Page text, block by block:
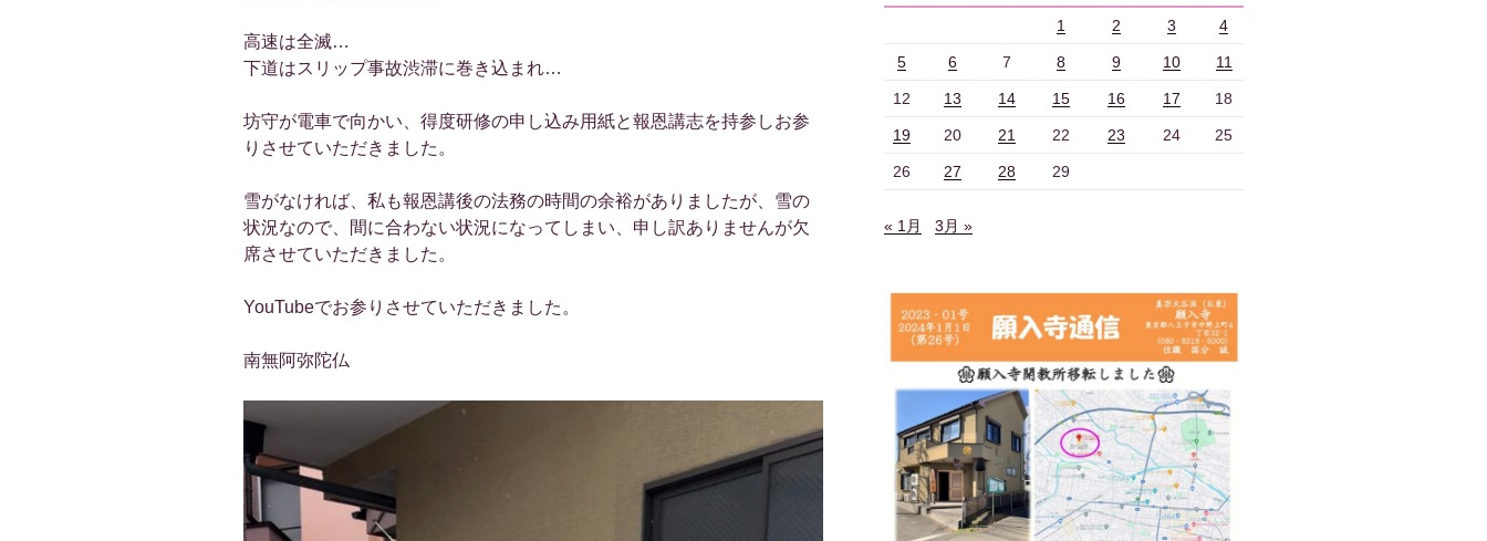
高速は全滅…
下道はスリップ事故渋滞に巻き込まれ…
坊守が電車で向かい、得度研修の申し込み用紙と報恩講志を持参しお参
りさせていただきました。
雪がなければ、私も報恩講後の法務の時間の余裕がありましたが、雪の
状況なので、間に合わない状況になってしまい、申し訳ありませんが欠
席させていただきました。
YouTubeでお参りさせていただきました。
南無阿弥陀仏
1 2 3 4
5 6 7 8 9 10 11
12 13 14 15 16 17 18
19 20 21 22 23 24 25
26 27 28 29
« 1月 3月 »